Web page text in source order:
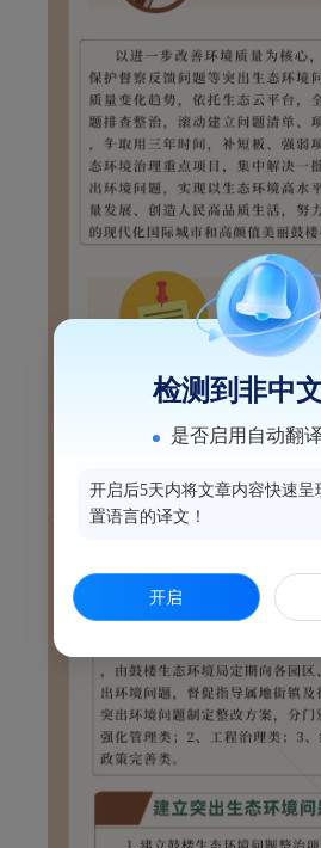
检测到非中
是否启用自动翻
开启后5天内将文章内容快速呈
置语言的译文！
开启